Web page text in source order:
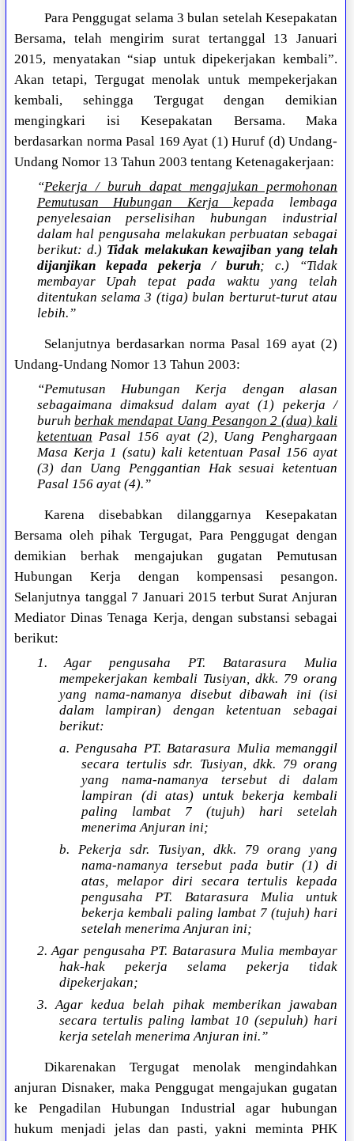
Para Penggugat selama 3 bulan setelah Kesepakatan
Bersama, telah mengirim surat tertanggal 13 Januari
2015, menyatakan “siap untuk dipekerjakan kembali”.
Akan tetapi, Tergugat menolak untuk mempekerjakan
kembali, sehingga Tergugat dengan demikian
mengingkari isi Kesepakatan Bersama. Maka
berdasarkan norma Pasal 169 Ayat (1) Huruf (d) Undang-
Undang Nomor 13 Tahun 2003 tentang Ketenagakerjaan:
“Pekerja / buruh dapat mengajukan permohonan
Pemutusan Hubungan Kerjakepada lembaga
penyelesaian perselisihan hubungan industrial
dalam hal pengusaha melakukan perbuatan sebagai
berikut: d.) Tidak melakukan kewajiban yang telah
dijanjikan kepada pekerja / buruh; c.) “Tidak
membayar Upah tepat pada waktu yang telah
ditentukan selama 3 (tiga) bulan berturut-turut atau
lebih.”
Selanjutnya berdasarkan norma Pasal 169 ayat (2)
Undang-Undang Nomor 13 Tahun 2003:
“Pemutusan Hubungan Kerja dengan alasan
sebagaimana dimaksud dalam ayat (1) pekerja /
buruhberhak mendapat Uang Pesangon 2 (dua) kali
ketentuan Pasal 156 ayat (2), Uang Penghargaan
Masa Kerja 1 (satu) kali ketentuan Pasal 156 ayat
(3) dan Uang Penggantian Hak sesuai ketentuan
Pasal 156 ayat (4).”
Karena disebabkan dilanggarnya Kesepakatan
Bersama oleh pihak Tergugat, Para Penggugat dengan
demikian berhak mengajukan gugatan Pemutusan
Hubungan Kerja dengan kompensasi pesangon.
Selanjutnya tanggal 7 Januari 2015 terbut Surat Anjuran
Mediator Dinas Tenaga Kerja, dengan substansi sebagai
berikut:
1. Agar pengusaha PT. Batarasura Mulia
mempekerjakan kembali Tusiyan, dkk. 79 orang
yang nama-namanya disebut dibawah ini (isi
dalam lampiran) dengan ketentuan sebagai
berikut:
a. Pengusaha PT. Batarasura Mulia memanggil
secara tertulis sdr. Tusiyan, dkk. 79 orang
yang nama-namanya tersebut di dalam
lampiran (di atas) untuk bekerja kembali
paling lambat 7 (tujuh) hari setelah
menerima Anjuran ini;
b. Pekerja sdr. Tusiyan, dkk. 79 orang yang
nama-namanya tersebut pada butir (1) di
atas, melapor diri secara tertulis kepada
pengusaha PT. Batarasura Mulia untuk
bekerja kembali paling lambat 7 (tujuh) hari
setelah menerima Anjuran ini;
2. Agar pengusaha PT. Batarasura Mulia membayar
hak-hak pekerja selama pekerja tidak
dipekerjakan;
3. Agar kedua belah pihak memberikan jawaban
secara tertulis paling lambat 10 (sepuluh) hari
kerja setelah menerima Anjuran ini.”
Dikarenakan Tergugat menolak mengindahkan
anjuran Disnaker, maka Penggugat mengajukan gugatan
ke Pengadilan Hubungan Industrial agar hubungan
hukum menjadi jelas dan pasti, yakni meminta PHK